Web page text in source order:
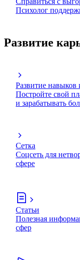
Психолог
Развитие
Развитие навыков
Постройте свой
и зарабатывать
Сетка
Соцсеть для
сфере
Статьи
Полезная
сфер